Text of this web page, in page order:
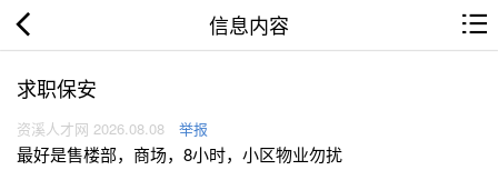
信息内容
求职保安
资溪人才网 2026.08.08 举报
最好是售楼部，商场，8小时，小区物业勿扰